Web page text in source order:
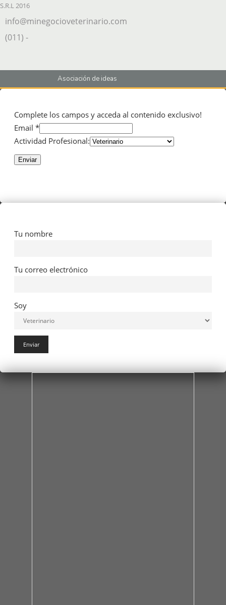
S.R.L 2016
info@minegocioveterinario.com
(011) -
Asociación de ideas
Complete los campos y acceda al contenido exclusivo!
Email *
Actividad Profesional:
Enviar
Tu nombre
Tu correo electrónico
Soy